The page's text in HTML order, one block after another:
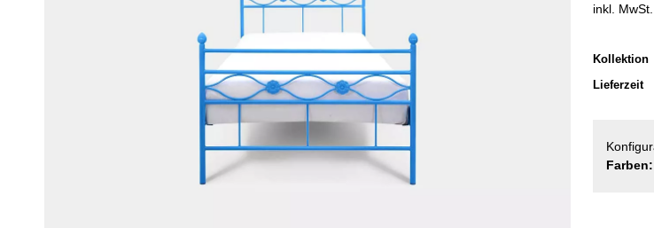
inkl.
Kollektion
Lieferzeit
Farben: